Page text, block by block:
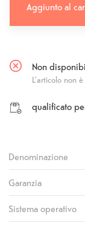
Aggiunto al
Non
L'articolo non
qualificato
Denominazione
Garanzia
Sistema operativo